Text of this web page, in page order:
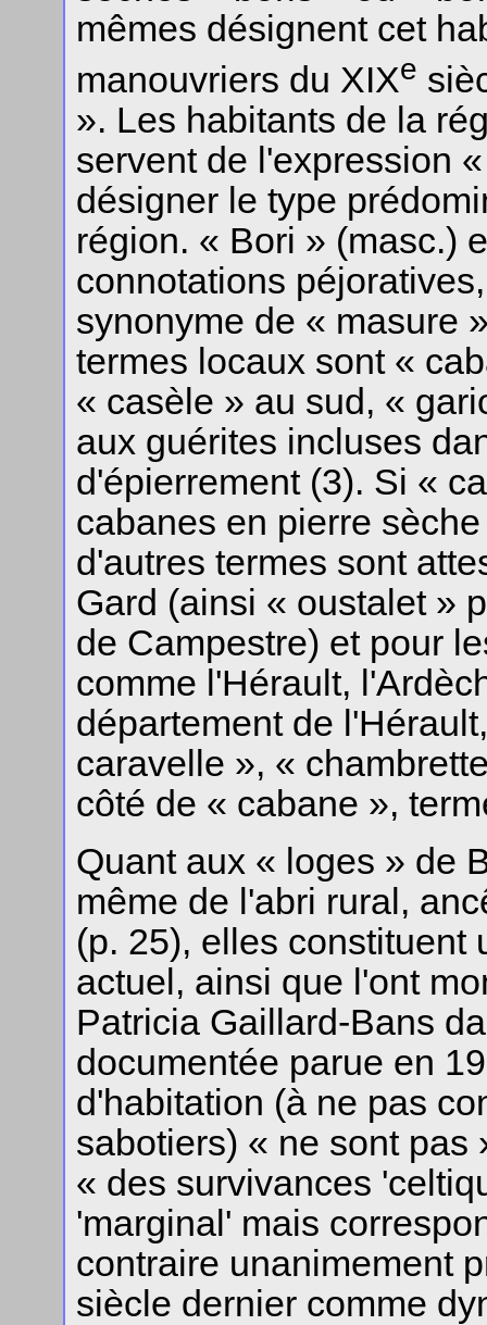
mêmes désignent cet
manouvriers du XIXe
». Les habitants de la
servent de l'expression
désigner le type
région. « Bori » (masc.)
connotations
synonyme de « masure
termes locaux sont «
« casèle » au sud, «
aux guérites incluses
d'épierrement (3). Si «
cabanes en pierre
d'autres termes sont
Gard (ainsi « oustalet »
de Campestre) et pour
comme l'Hérault,
département de
caravelle », «
côté de « cabane »,
Quant aux « loges » de
même de l'abri rural,
(p. 25), elles constituent
actuel, ainsi que l'ont
Patricia Gaillard-Bans
documentée parue en
d'habitation (à ne pas
sabotiers) « ne sont pas
« des survivances
'marginal' mais
contraire unanimement
siècle dernier comme